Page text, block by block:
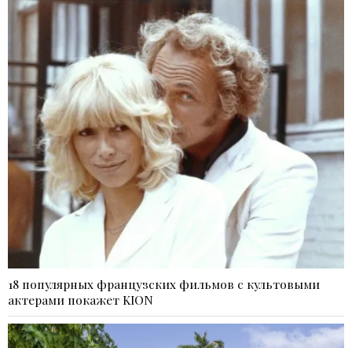
18 популярных французских фильмов с культовыми
актерами покажет KION